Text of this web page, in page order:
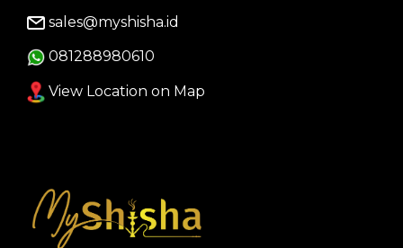
sales@myshisha.id
081288980610
View Location on Map